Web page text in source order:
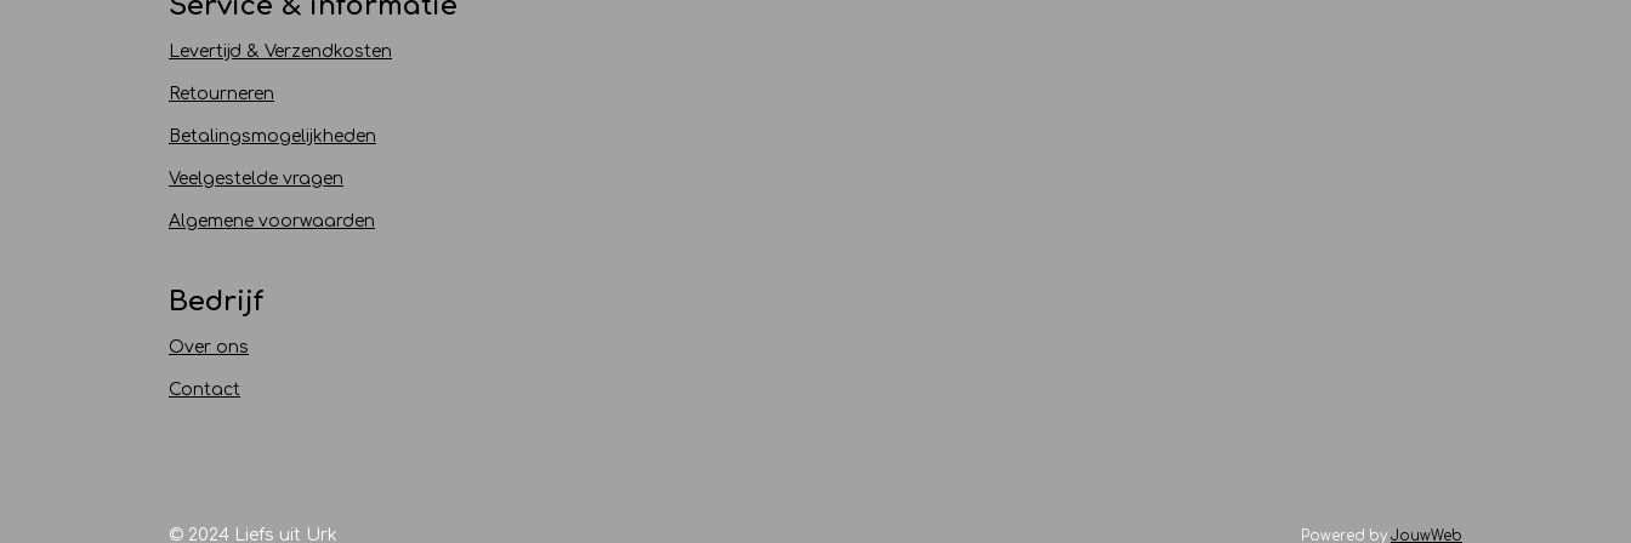
Levertijd & Verzendkosten
Retourneren
Betalingsmogelijkheden
Veelgestelde vragen
Algemene voorwaarden
Bedrijf
Over ons
Contact
© 2024 Liefs uit Urk Powered by JouwWeb